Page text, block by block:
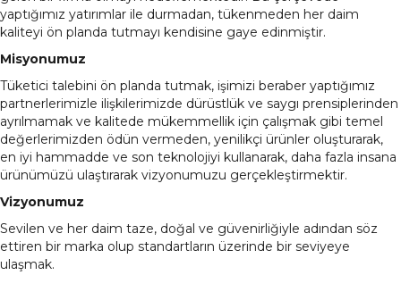
yaptığımız yatırımlar ile durmadan, tükenmeden her daim
kaliteyi ön planda tutmayı kendisine gaye edinmiştir.
Misyonumuz
Tüketici talebini ön planda tutmak, işimizi beraber yaptığımız
partnerlerimizle ilişkilerimizde dürüstlük ve saygı prensiplerinden
ayrılmamak ve kalitede mükemmellik için çalışmak gibi temel
değerlerimizden ödün vermeden, yenilikçi ürünler oluşturarak,
en iyi hammadde ve son teknolojiyi kullanarak, daha fazla insana
ürünümüzü ulaştırarak vizyonumuzu gerçekleştirmektir.
Vizyonumuz
Sevilen ve her daim taze, doğal ve güvenirliğiyle adından söz
ettiren bir marka olup standartların üzerinde bir seviyeye
ulaşmak.